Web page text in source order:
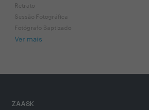
Retrato
Sessão Fotográfica
Fotógrafo Baptizado
Ver mais
ZAASK